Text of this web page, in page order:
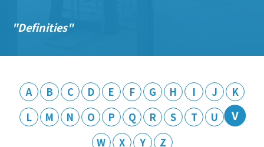
Definities
A B C D E F G H I J
K
L
M N O P Q R S T U V
W X Y Z